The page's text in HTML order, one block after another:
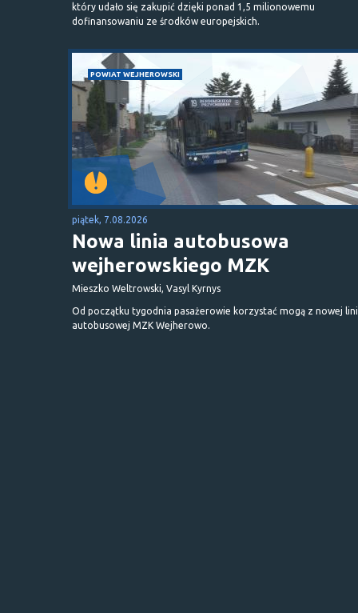
który udało się zakupić dzięki ponad 1,5 milionowemu
dofinansowaniu ze środków europejskich.
POWIAT WEJHEROWSKI
piątek, 7.08.2026
Nowa linia autobusowa
wejherowskiego MZK
Mieszko Weltrowski, Vasyl Kyrnys
Od początku tygodnia pasażerowie korzystać mogą z nowej
autobusowej MZK Wejherowo.